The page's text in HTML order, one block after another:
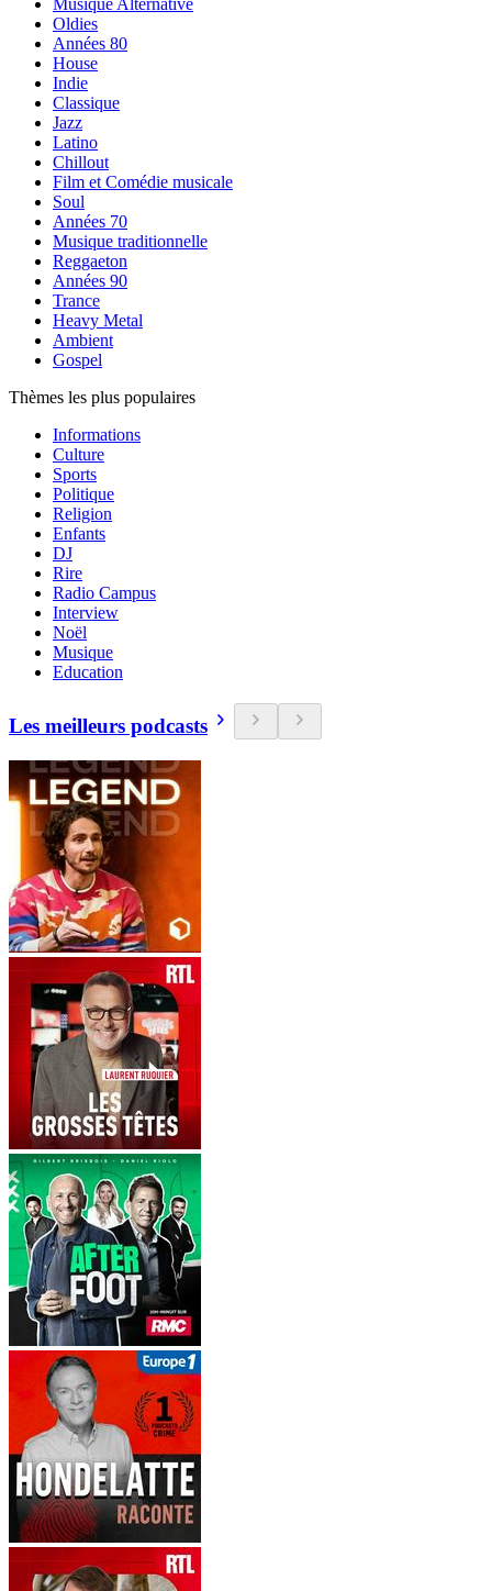
Musique Alternative
Oldies
Années 80
House
Indie
Classique
Jazz
Latino
Chillout
Film et Comédie musicale
Soul
Années 70
Musique traditionnelle
Reggaeton
Années 90
Trance
Heavy Metal
Ambient
Gospel
Thèmes les plus populaires
Informations
Culture
Sports
Politique
Religion
Enfants
DJ
Rire
Radio Campus
Interview
Noël
Musique
Education
Les meilleurs podcasts